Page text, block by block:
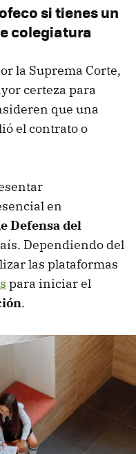
si tienes un
colegiatura
la Suprema Corte,
certeza para
que una
el contrato o
en
Defensa del
Dependiendo del
las plataformas
para iniciar el
.